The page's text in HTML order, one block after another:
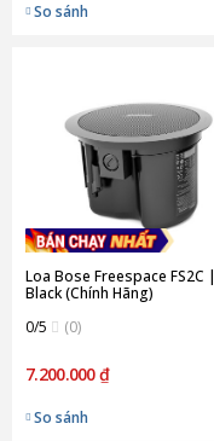
So sánh
Loa Bose Freespace FS2C |
Black (Chính Hãng)
0/5
(0)
7.200.000 ₫
So sánh